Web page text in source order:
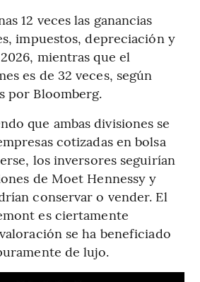
12 veces las ganancias
impuestos, depreciación y
mientras que el
es de 32 veces, según
por Bloomberg.
que ambas divisiones se
cotizadas en bolsa
los inversores seguirían
de Moet Hennessy y
conservar o vender. El
es ciertamente
se ha beneficiado
de lujo.